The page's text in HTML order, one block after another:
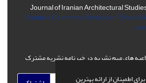
اطمینان از ارائه بهترین
Journal of Iranian Architectural
Creative Commons Attribution-
های مهم نشریه در خبرنامه نشریه مشترک